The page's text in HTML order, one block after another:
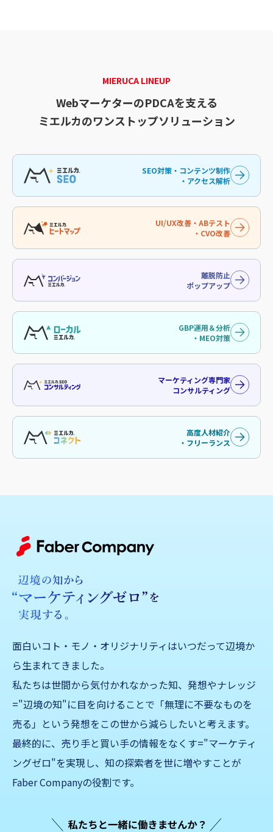
MIERUCA LINEUP
WebマーケターのPDCAを支える
ミエルカのワンストップソリューション
SEO対策・コンテンツ制作
・アクセス解析
UI/UX改善・ABテスト
・CVO改善
離脱防止
ポップアップ
GBP運用＆分析
・MEO対策
マーケティング専門家
コンサルティング
高度人材紹介
・フリーランス
面白いコト・モノ・オリジナリティはいつだって辺境か
ら生まれてきました。
私たちは世間から気付かれなかった知、発想やナレッジ
="辺境の知"に目を向けることで「無理に不要なものを
売る」 という発想をこの世から減らしたいと考えます。
最終的に、売り手と買い手の情報をなくす="マーケティ
ングゼロ"を実現し、知の探索者を世に増やすことが
Faber Companyの役割です。